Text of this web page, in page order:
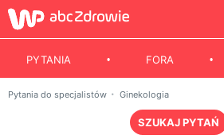
PYTANIA FORA
Pytania do specjalistów Ginekologia
SZUKAJ PYTAŃ